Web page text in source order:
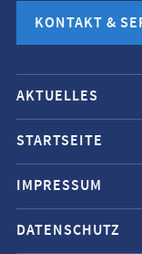
KONTAKT &
Mobile-
Service-
Navigation
und
Social
Media
AKTUELLES
STARTSEITE
IMPRESSUM
DATENSCHUTZ